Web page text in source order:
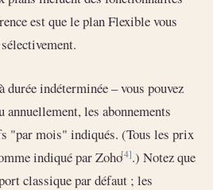
est que le plan Flexible vous
durée indéterminée – vous pouvez
annuellement, les abonnements
"par mois" indiqués. (Tous les prix
indiqué par Zoho[4].) Notez que
classique par défaut ; les